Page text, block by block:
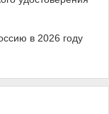
в 2026 году